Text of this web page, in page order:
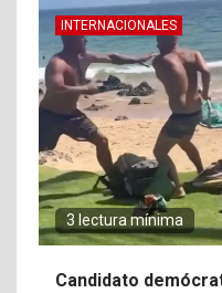
INTERNACIONALES
3 lectura mínima
Candidato